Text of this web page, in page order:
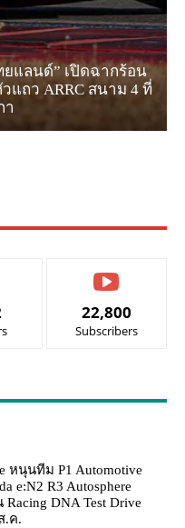
แลนด์” เปิดฉากร้อน
แถว ARRC สนาม 4 ที่
า
22,800
Subscribers
หนุนทีม P1 Automotive
e:N2 R3 Autosphere
Racing DNA Test Drive
.ค.